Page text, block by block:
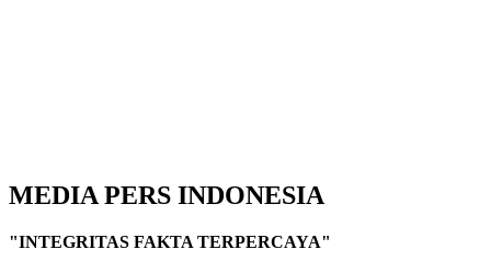
MEDIA PERS INDONESIA
"INTEGRITAS FAKTA TERPERCAYA"